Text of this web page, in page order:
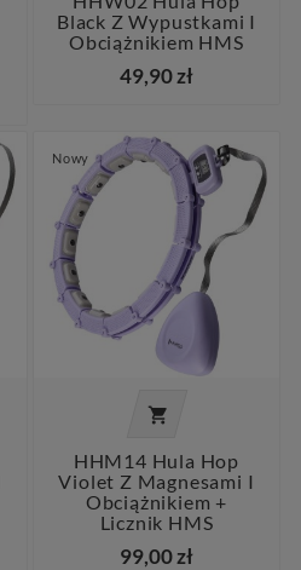
Black Z Wypustkami I
Obciążnikiem HMS
49,90 zł
Nowy

HHM14 Hula Hop
Violet Z Magnesami I
Obciążnikiem +
Licznik HMS
99,00 zł